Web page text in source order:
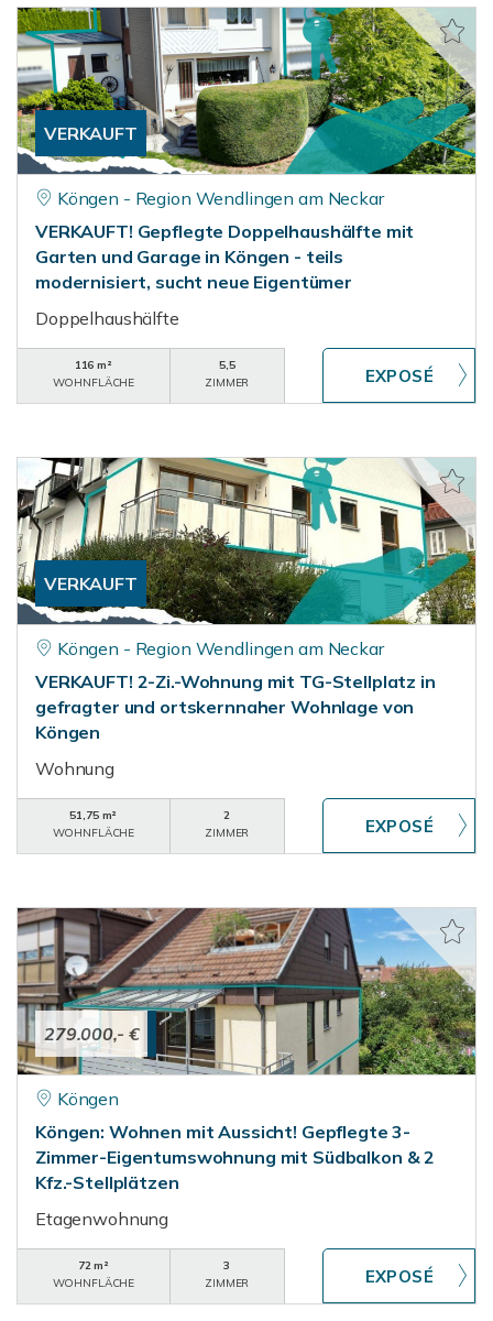
VERKAUFT
Köngen - Region Wendlingen am Neckar
VERKAUFT! Gepflegte Doppelhaushälfte mit
Garten und Garage in Köngen - teils
modernisiert, sucht neue Eigentümer
Doppelhaushälfte
116 m²
WOHNFLÄCHE
5,5
ZIMMER
VERKAUFT
Köngen - Region Wendlingen am Neckar
VERKAUFT! 2-Zi.-Wohnung mit TG-Stellplatz in
gefragter und ortskernnaher Wohnlage von
Köngen
Wohnung
51,75 m²
WOHNFLÄCHE
2
ZIMMER
279.000,- €
Köngen
Köngen: Wohnen mit Aussicht! Gepflegte 3-
Zimmer-Eigentumswohnung mit Südbalkon & 2
Kfz.-Stellplätzen
Etagenwohnung
72 m²
WOHNFLÄCHE
3
ZIMMER